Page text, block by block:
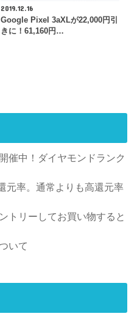
2019.12.16
Google Pixel 3aXLが22,000円引
きに！61,160円…
催中！ダイヤモンドランク
元率。通常よりも高還元率
トリーしてお買い物すると
いて